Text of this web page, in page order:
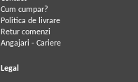
Cum cumpar?
Politica de livrare
Retur comenzi
Angajari - Cariere
Legal